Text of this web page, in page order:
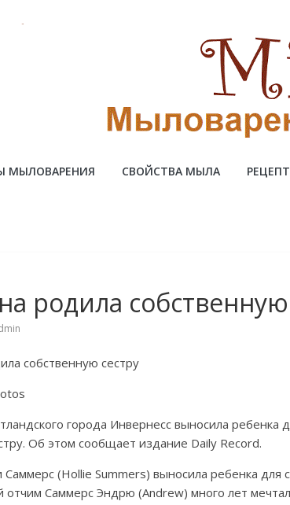
МЫЛОВАРЕНИЯ СВОЙСТВА МЫЛА
родила собственную
города Инвернесс выносила ребенка
Об этом сообщает издание Daily Record.
Саммерс (Hollie Summers) выносила ребенка
Саммерс Эндрю (Andrew) много лет